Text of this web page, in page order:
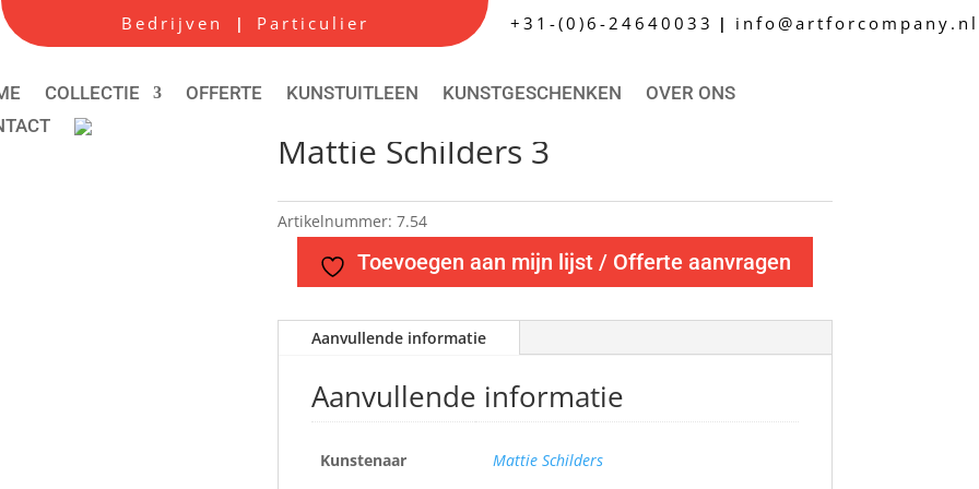
Bedrijven | Particulier
COLLECTIE OFFERTE KUNSTUITLEEN KUNSTGESCHENKEN
OVER ONS
+31-(0)6-24640033 | info@artforcompany.nl
Mattie Schilders 3
Artikelnummer: 7.54
Toevoegen aan mijn lijst / Offerte aanvragen
Aanvullende informatie
Aanvullende informatie
Kunstenaar Mattie Schilders